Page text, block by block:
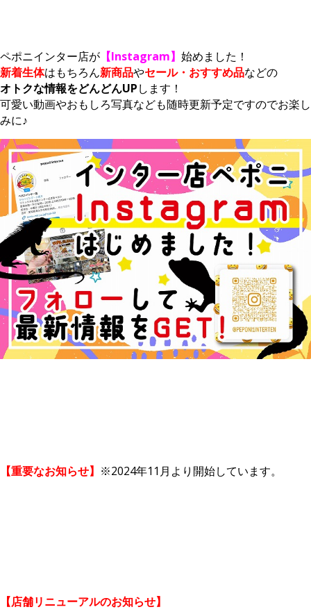
ペポニインター店が 【Instagram】 始めました！
新着生体はもちろん新商品やセール・おすすめ品などの
オトクな情報をどんどんUPします！
可愛い動画やおもしろ写真なども随時更新予定ですのでお楽し
みに♪
【重要なお知らせ】 ※2024年11月より開始しています。
【店舗リニューアルのお知らせ】